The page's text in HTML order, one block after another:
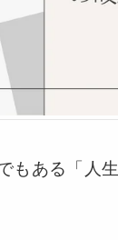
もある「人